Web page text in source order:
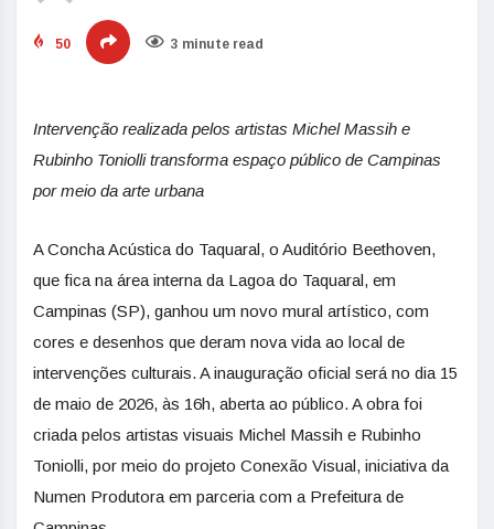
50 3 minute read
Intervenção realizada pelos artistas Michel Massih e
Rubinho Toniolli transforma espaço público de Campinas
por meio da arte urbana
A Concha Acústica do Taquaral, o Auditório Beethoven,
que fica na área interna da Lagoa do Taquaral, em
Campinas (SP), ganhou um novo mural artístico, com
cores e desenhos que deram nova vida ao local de
intervenções culturais. A inauguração oficial será no dia 15
de maio de 2026, às 16h, aberta ao público. A obra foi
criada pelos artistas visuais Michel Massih e Rubinho
Toniolli, por meio do projeto Conexão Visual, iniciativa da
Numen Produtora em parceria com a Prefeitura de